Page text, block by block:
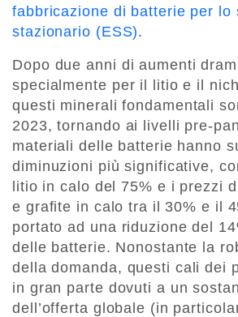
fabbricazione di batterie per lo
stazionario (ESS).
Dopo due anni di aumenti
specialmente per il litio e il
questi minerali fondamentali
2023, tornando ai livelli pre-
materiali delle batterie hanno
diminuzioni più significative,
litio in calo del 75% e i prezzi
e grafite in calo tra il 30% e il
portato ad una riduzione del
delle batterie. Nonostante la
della domanda, questi cali dei
in gran parte dovuti a un
dell’offerta globale (in